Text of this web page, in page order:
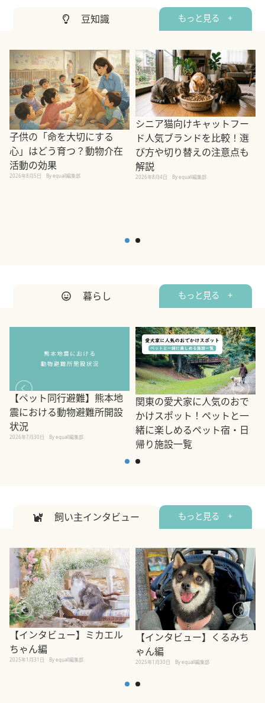
豆知識 もっと見る +
子供の「命を大切にする
心」はどう育つ？動物介在
活動の効果
2026年8月5日 By equall編集部
シニア猫向けキャットフー
ド人気ブランドを比較！選
び方や切り替えの注意点も
解説
2026年8月4日 By equall編集部
暮らし もっと見る +
【ペット同行避難】熊本地
震における動物避難所開設
状況
2026年7月30日 By equall編集部
関東の愛犬家に人気のおで
かけスポット！ペットと一
緒に楽しめるペット宿・日
帰り施設一覧
飼い主インタビュー もっと見る +
【インタビュー】ミカエル
ちゃん編
2025年1月31日 By equall編集部
【インタビュー】くるみち
ゃん編
2025年1月30日 By equall編集部